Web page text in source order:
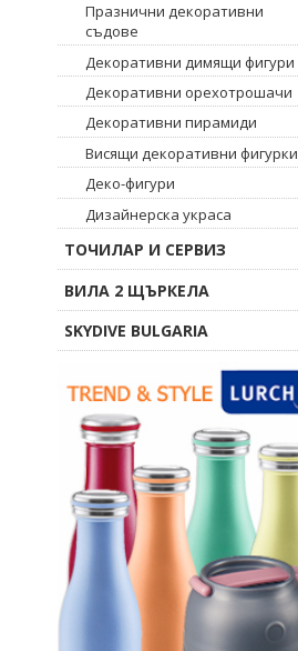
Празнични декоративни
съдове
Декоративни димящи фигури
Декоративни орехотрошачи
Декоративни пирамиди
Висящи декоративни фигурки
Деко-фигури
Дизайнерска украса
ТОЧИЛАР И СЕРВИЗ
ВИЛА 2 ЩЪРКЕЛА
SKYDIVE BULGARIA